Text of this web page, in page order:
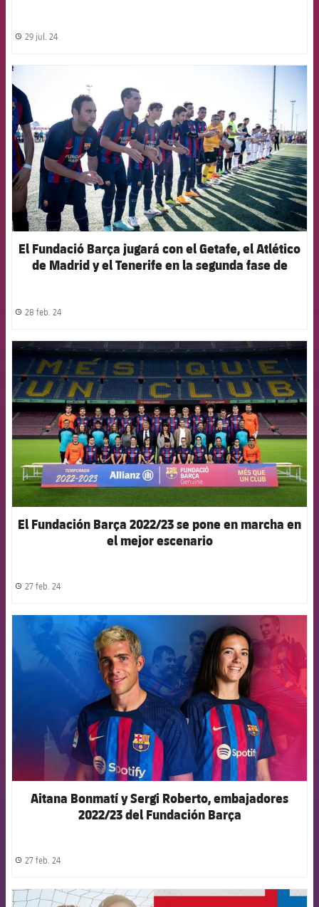
label.share.clock
29 jul. 24
El Fundació Barça jugará con el Getafe, el Atlético
de Madrid y el Tenerife en la segunda fase de
label.share.clock
28 feb. 24
FCB Barcelona badge
El Fundación Barça 2022/23 se pone en marcha en
el mejor escenario
label.share.clock
27 feb. 24
FCB Barcelona badge
Aitana Bonmatí y Sergi Roberto, embajadores
2022/23 del Fundación Barça
label.share.clock
27 feb. 24
FCB Barcelona badge